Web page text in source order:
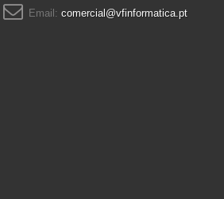
Email: comercial@vfinformatica.pt